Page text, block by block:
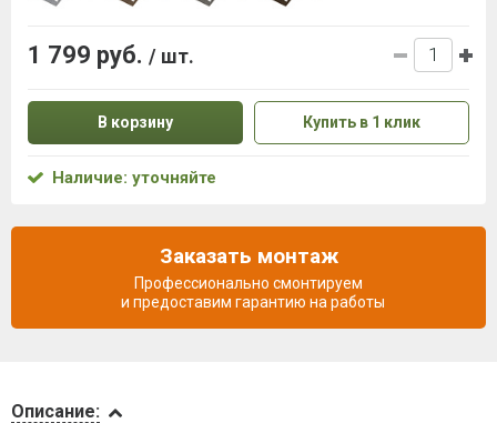
Описание:
1 799 руб. / шт.
В корзину Купить в 1 клик
Наличие: уточняйте
Заказать монтаж
Профессионально смонтируем
и предоставим гарантию на работы